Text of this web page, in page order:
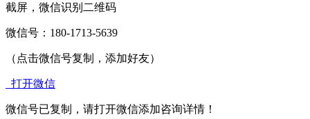
截屏，微信识别二维码
微信号： 180-1713-5639
（点击微信号复制，添加好友）
打开微信
微信号已复制，请打开微信添加咨询详情！